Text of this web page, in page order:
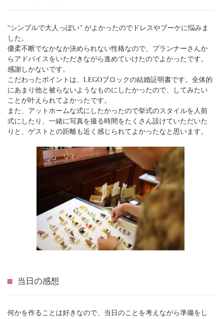
“シンプルで大人っぽい” がよかったのでドレスやブーケに悩みま
した。
優柔不断でなかなか決められない性格なので、プランナーさんか
らアドバイスをいただきながら進めていけたのでよかったです。
感謝しかないです。
こだわったポイントは、LEGOブロックの結婚証明書です。全体的
にあまり他と被らないようなものにしたかったので、してみたい
ことが叶えられてよかったです。
また、アットホームな式にしたかったので挙式のスタイルを人前
式にしたり、一緒に写真を撮る時間をたくさん設けていただいた
りと、ゲストとの距離も近く感じられてよかったなと思います。
当日の感想
何かを作ることは好きなので、当日のことを考えながら準備をし